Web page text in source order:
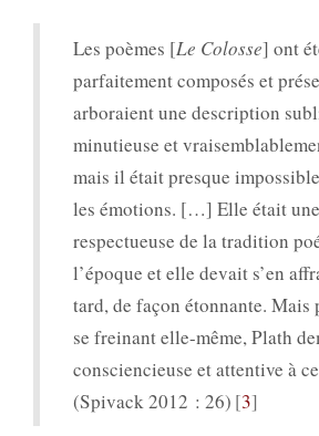
Les poèmes [Le Colosse] ont
parfaitement composés et
arboraient une description
minutieuse et
mais il était presque
les émotions. […] Elle était
respectueuse de la tradition
l’époque et elle devait s’en
tard, de façon étonnante. Mais
se freinant elle-même, Plath
consciencieuse et attentive à
(Spivack 2012 : 26) 3